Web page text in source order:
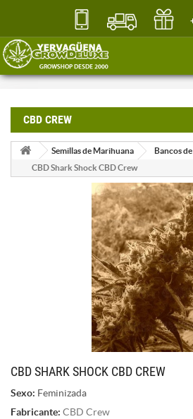
CBD CREW
Semillas de Marihuana Bancos
CBD Shark Shock CBD Crew
CBD SHARK SHOCK CBD CREW
Sexo: Feminizada
Fabricante: CBD Crew